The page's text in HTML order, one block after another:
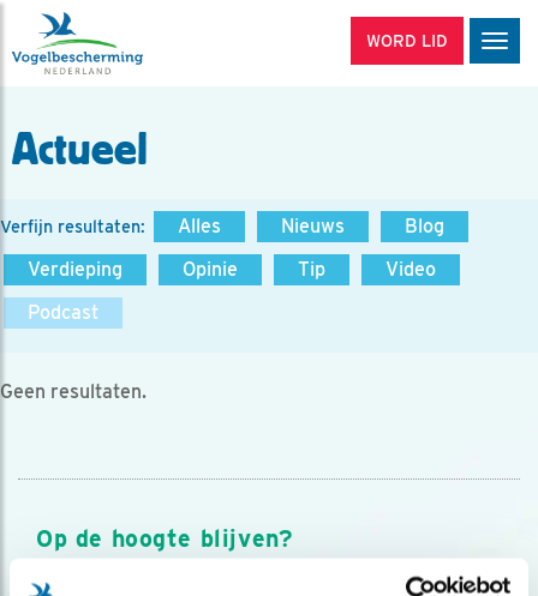
WORD LID
Actueel
Verfijn resultaten: Alles Nieuws
Blog
Verdieping
Opinie Tip
Video
Podcast
Geen resultaten.
Op de hoogte blijven?
Meld je aan en ontvang nieuws, inspiratie, acties en tips